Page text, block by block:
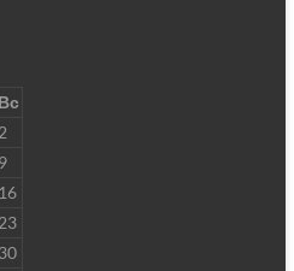
Вс
2
9
16
23
30